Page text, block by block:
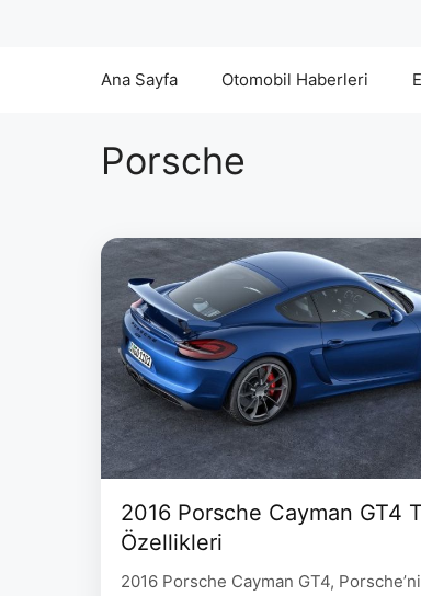
Ana Sayfa Otomobil Haberleri
Porsche
2016 Porsche Cayman GT4
Özellikleri
2016 Porsche Cayman GT4,